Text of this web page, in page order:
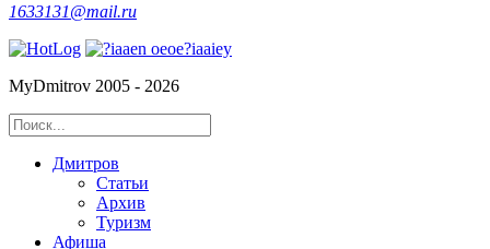
1633131@mail.ru
MyDmitrov 2005 - 2026
Дмитров
Статьи
Архив
Туризм
Афиша